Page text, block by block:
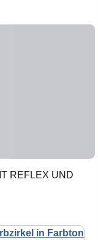
REFLEX UND